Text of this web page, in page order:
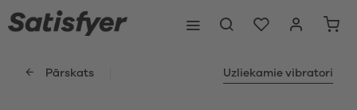
Pārskats Uzliekamie vibratori